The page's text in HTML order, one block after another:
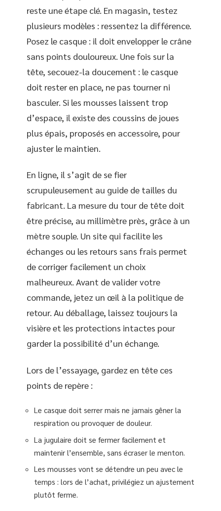
reste une étape clé. En magasin, testez
plusieurs modèles : ressentez la différence.
Posez le casque : il doit envelopper le crâne
sans points douloureux. Une fois sur la
tête, secouez-la doucement : le casque
doit rester en place, ne pas tourner ni
basculer. Si les mousses laissent trop
d’espace, il existe des coussins de joues
plus épais, proposés en accessoire, pour
ajuster le maintien.
En ligne, il s’agit de se fier
scrupuleusement au guide de tailles du
fabricant. La mesure du tour de tête doit
être précise, au millimètre près, grâce à un
mètre souple. Un site qui facilite les
échanges ou les retours sans frais permet
de corriger facilement un choix
malheureux. Avant de valider votre
commande, jetez un œil à la politique de
retour. Au déballage, laissez toujours la
visière et les protections intactes pour
garder la possibilité d’un échange.
Lors de l’essayage, gardez en tête ces
points de repère :
Le casque doit serrer mais ne jamais gêner la
respiration ou provoquer de douleur.
La jugulaire doit se fermer facilement et
maintenir l’ensemble, sans écraser le menton.
Les mousses vont se détendre un peu avec le
temps : lors de l’achat, privilégiez un ajustement
plutôt ferme.